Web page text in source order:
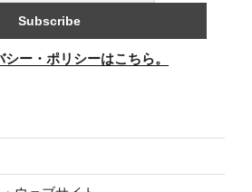
シー・ポリシーはこちら。